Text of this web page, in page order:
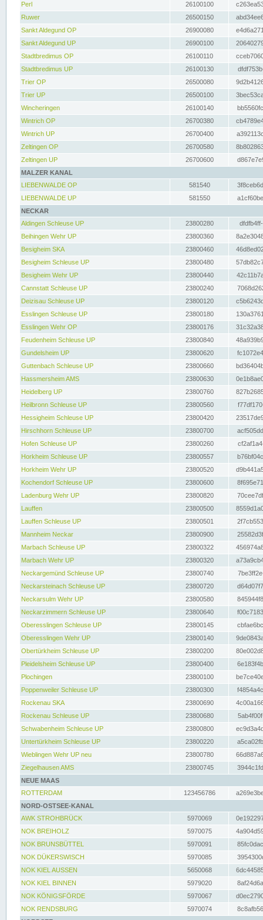
Perl
26100100
Ruwer
26500150
Sankt Aldegund OP
26900080
Sankt Aldegund UP
26900100
Stadtbredimus OP
26100110
Stadtbredimus UP
26100130
Trier OP
26500080
Trier UP
26500100
Wincheringen
26100140
Wintrich OP
26700380
Wintrich UP
26700400
Zeltingen OP
26700580
Zeltingen UP
26700600
MALZER KANAL
LIEBENWALDE OP
581540
LIEBENWALDE UP
581550
NECKAR
Aldingen Schleuse UP
23800280
Beihingen Wehr UP
23800360
Besigheim SKA
23800460
Besigheim Schleuse UP
23800480
Besigheim Wehr UP
23800440
Cannstatt Schleuse UP
23800240
Deizisau Schleuse UP
23800120
Esslingen Schleuse UP
23800180
Esslingen Wehr OP
23800176
Feudenheim Schleuse UP
23800840
Gundelsheim UP
23800620
Guttenbach Schleuse UP
23800660
Hassmersheim AMS
23800630
Heidelberg UP
23800760
Heilbronn Schleuse UP
23800560
Hessigheim Schleuse UP
23800420
Hirschhorn Schleuse UP
23800700
Hofen Schleuse UP
23800260
Horkheim Schleuse UP
23800557
Horkheim Wehr UP
23800520
Kochendorf Schleuse UP
23800600
Ladenburg Wehr UP
23800820
Lauffen
23800500
Lauffen Schleuse UP
23800501
Mannheim Neckar
23800900
Marbach Schleuse UP
23800322
Marbach Wehr UP
23800320
Neckargemünd Schleuse UP
23800740
Neckarsteinach Schleuse UP
23800720
Neckarsulm Wehr UP
23800580
Neckarzimmern Schleuse UP
23800640
Oberesslingen Schleuse UP
23800145
Oberesslingen Wehr UP
23800140
Obertürkheim Schleuse UP
23800200
Pleidelsheim Schleuse UP
23800400
Plochingen
23800100
Poppenweiler Schleuse UP
23800300
Rockenau SKA
23800690
Rockenau Schleuse UP
23800680
Schwabenheim Schleuse UP
23800800
Untertürkheim Schleuse UP
23800220
Wieblingen Wehr UP neu
23800780
Ziegelhausen AMS
23800745
NEUE MAAS
ROTTERDAM
123456786
NORD-OSTSEE-KANAL
AWK STROHBRÜCK
5970069
NOK BREIHOLZ
5970075
NOK BRUNSBÜTTEL
5970091
NOK DÜKERSWISCH
5970085
NOK KIEL AUSSEN
5650068
NOK KIEL BINNEN
5979020
NOK KÖNIGSFÖRDE
5970067
NOK RENDSBURG
5970074